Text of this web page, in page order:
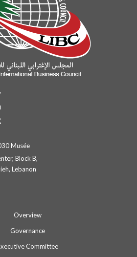
Musée
Block B,
Lebanon
Overview
Governance
Committee